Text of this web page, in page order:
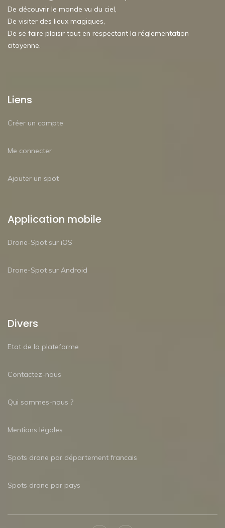
De découvrir le monde vu du ciel,
De visiter des lieux magiques,
De se faire plaisir tout en respectant la réglementation
citoyenne.
Liens
Créer un compte
Me connecter
Ajouter un spot
Application mobile
Drone-Spot sur iOS
Drone-Spot sur Android
Divers
Etat de la plateforme
Contactez-nous
Qui sommes-nous ?
Mentions légales
Spots drone par département francais
Spots drone par pays